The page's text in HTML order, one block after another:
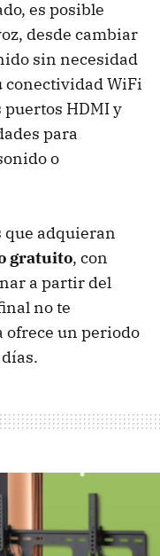
es posible
desde cambiar
sin necesidad
conectividad WiFi
puertos HDMI y
para
o
que adquieran
gratuito, con
a partir del
no te
ofrece un periodo